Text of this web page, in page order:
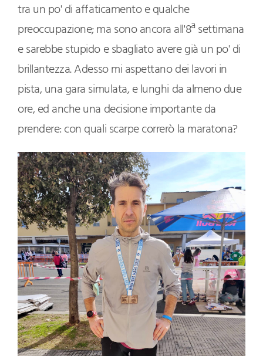
tra un po' di affaticamento e qualche
preoccupazione; ma sono ancora all'8ª settimana
e sarebbe stupido e sbagliato avere già un po' di
brillantezza. Adesso mi aspettano dei lavori in
pista, una gara simulata, e lunghi da almeno due
ore, ed anche una decisione importante da
prendere: con quali scarpe correrò la maratona?